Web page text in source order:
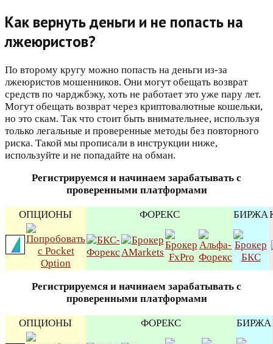
Как вернуть деньги и не попасть на
лжеюристов?
По второму кругу можно попасть на деньги из-за
лжеюристов мошенников. Они могут обещать возврат
средств по чарджбэку, хоть не работает это уже пару лет.
Могут обещать возврат через криптовалютные кошельки,
но это скам. Так что стоит быть внимательнее, используя
только легальные и проверенные методы без повторного
риска. Такой мы прописали в инструкции ниже,
используйте и не попадайте на обман.
Регистрируемся и начинаем зарабатывать с
проверенными платформами
ОПЦИОНЫ ФОРЕКС БИРЖА
Регистрируемся и начинаем зарабатывать с
проверенными платформами
ОПЦИОНЫ ФОРЕКС БИРЖА